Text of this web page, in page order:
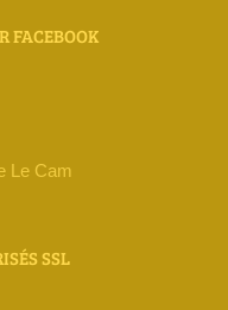
FACEBOOK
Le Cam
SSL